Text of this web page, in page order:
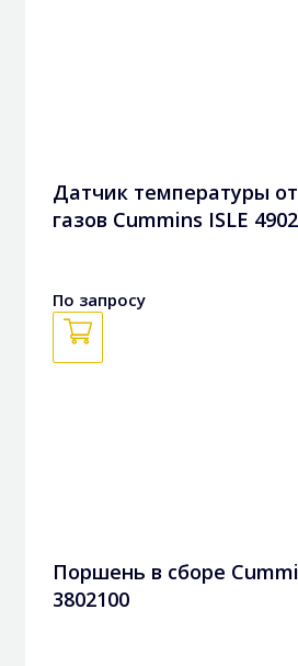
Датчик температуры
газов Cummins ISLE
По запросу
Поршень в сборе
3802100